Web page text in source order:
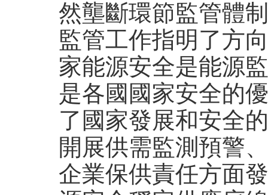
然壟斷環節監管體
監管工作指明了方
家能源安全是能源
是各國國家安全的
了國家發展和安全
開展供需監測預警
企業保供責任方面